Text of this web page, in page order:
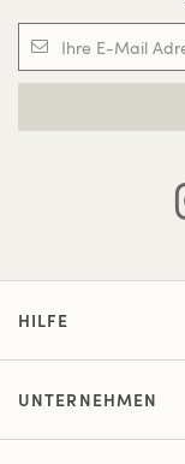
HILFE
UNTERNEHMEN